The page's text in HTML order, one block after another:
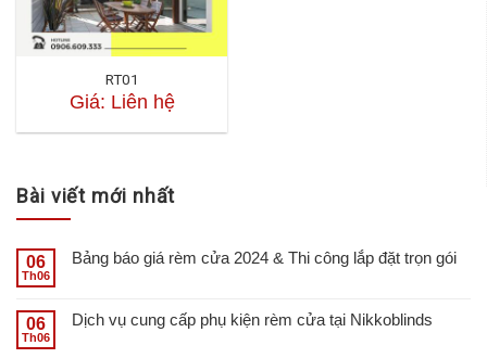
RT01
Giá: Liên hệ
Bài viết mới nhất
06
Th06
Bảng báo giá rèm cửa 2024 & Thi công lắp đặt trọn gói
06
Th06
Dịch vụ cung cấp phụ kiện rèm cửa tại Nikkoblinds